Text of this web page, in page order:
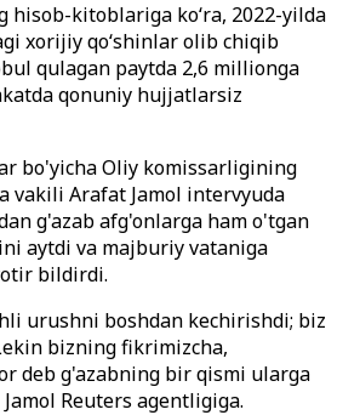
hisob-kitoblariga ko‘ra, 2022-yilda
xorijiy qo‘shinlar olib chiqib
qulagan paytda 2,6 millionga
qonuniy hujjatlarsiz
bo'yicha Oliy komissarligining
vakili Arafat Jamol intervyuda
g'azab afg'onlarga ham o'tgan
aytdi va majburiy vataniga
bildirdi.
urushni boshdan kechirishdi; biz
bizning fikrimizcha,
deb g'azabning bir qismi ularga
Reuters agentligiga.